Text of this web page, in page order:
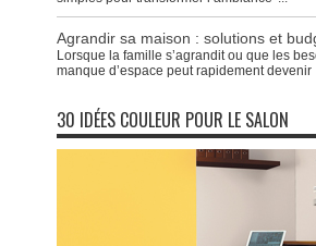
Agrandir sa maison : solutions et
Lorsque la famille s’agrandit ou que les
manque d’espace peut rapidement devenir
30 IDÉES COULEUR POUR LE SALON